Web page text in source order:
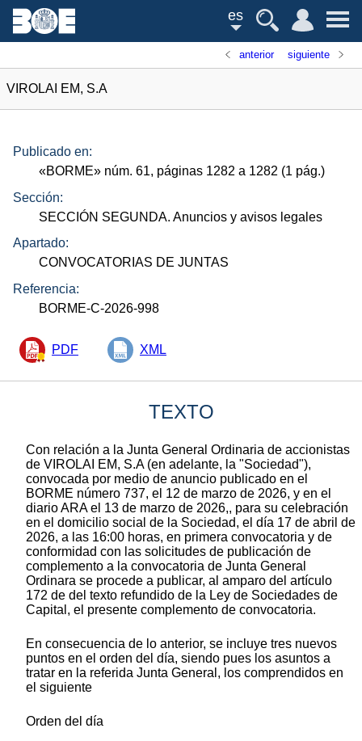
es
anterior siguiente
VIROLAI EM, S.A
Publicado en:
«BORME» núm. 61, páginas 1282 a 1282 (1 pág.)
Sección:
SECCIÓN SEGUNDA. Anuncios y avisos legales
Apartado:
CONVOCATORIAS DE JUNTAS
Referencia:
BORME-C-2026-998
PDF XML
TEXTO
Con relación a la Junta General Ordinaria de accionistas
de VIROLAI EM, S.A (en adelante, la "Sociedad"),
convocada por medio de anuncio publicado en el
BORME número 737, el 12 de marzo de 2026, y en el
diario ARA el 13 de marzo de 2026,, para su celebración
en el domicilio social de la Sociedad, el día 17 de abril de
2026, a las 16:00 horas, en primera convocatoria y de
conformidad con las solicitudes de publicación de
complemento a la convocatoria de Junta General
Ordinara se procede a publicar, al amparo del artículo
172 de del texto refundido de la Ley de Sociedades de
Capital, el presente complemento de convocatoria.
En consecuencia de lo anterior, se incluye tres nuevos
puntos en el orden del día, siendo pues los asuntos a
tratar en la referida Junta General, los comprendidos en
el siguiente
Orden del día